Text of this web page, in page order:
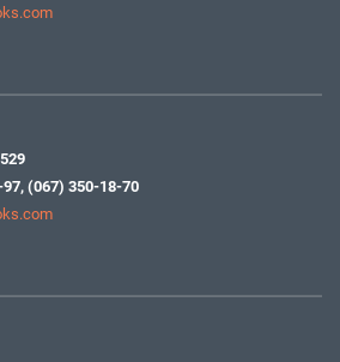
97, (067) 350-18-70